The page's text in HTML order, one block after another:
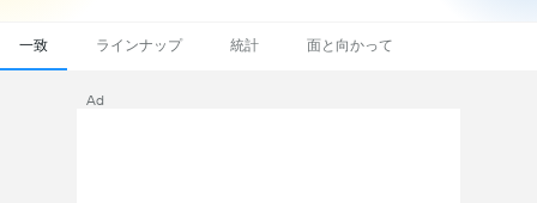
一致 ラインナップ 統計 面と向かって
Ad